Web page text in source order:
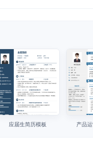
应届生简历模板 产品